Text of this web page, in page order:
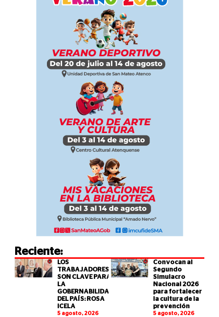
Reciente:
LOS
TRABAJADORES
SON CLAVE PARA
LA
GOBERNABILIDAD
DEL PAÍS: ROSA
ICELA
5 agosto, 2026
Convocan al
Segundo
Simulacro
Nacional 2026
para fortalecer
la cultura de la
prevención
5 agosto, 2026